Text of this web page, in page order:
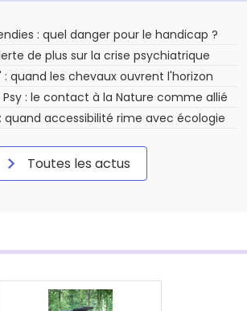
: quel danger pour le handicap ?
de plus sur la crise psychiatrique
: quand les chevaux ouvrent l'horizon
: le contact à la Nature comme allié
quand accessibilité rime avec écologie
Toutes les actus